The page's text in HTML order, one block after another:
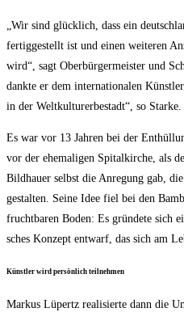
„Wir sind glück­lich, dass ein
fer­tig­ge­stellt ist und einen wei­te­ren
wird“, sagt Ober­bür­ger­meis­ter und
dank­te er dem inter­na­tio­na­len
in der Welt­kul­tur­er­be­stadt“, so Starke.
Es war vor 13 Jah­ren bei der
vor der ehe­ma­li­gen Spi­tal­kir­che, als
Bild­hau­er selbst die Anre­gung gab,
gestal­ten. Sei­ne Idee fiel bei den
frucht­ba­ren Boden: Es grün­de­te
sches Kon­zept ent­warf, das sich am
Künst­ler wird per­sön­lich teilnehmen
Mar­kus Lüpertz rea­li­sier­te dann die